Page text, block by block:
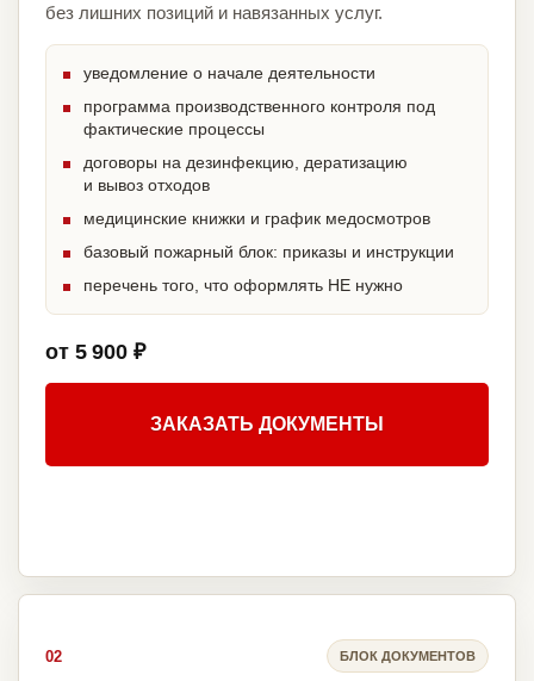
без лишних позиций и навязанных услуг.
уведомление о начале деятельности
программа производственного контроля под
фактические процессы
договоры на дезинфекцию, дератизацию
и вывоз отходов
медицинские книжки и график медосмотров
базовый пожарный блок: приказы и инструкции
перечень того, что оформлять НЕ нужно
от 5 900 ₽
ЗАКАЗАТЬ ДОКУМЕНТЫ
02 БЛОК ДОКУМЕНТОВ